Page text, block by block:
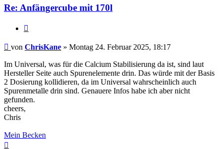
Re: Anfängercube mit 170l
Beitrag
von ChrisKane » Montag 24. Februar 2025, 18:17
Im Universal, was für die Calcium Stabilisierung da ist, sind laut
Hersteller Seite auch Spurenelemente drin. Das würde mit der Basis
2 Dosierung kollidieren, da im Universal wahrscheinlich auch
Spurenmetalle drin sind. Genauere Infos habe ich aber nicht
gefunden.
cheers,
Chris
Mein Becken